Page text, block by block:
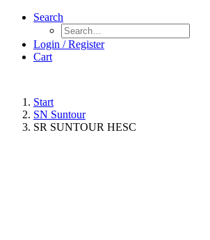
Search
Login / Register
Cart
Start
SN Suntour
SR SUNTOUR HESC